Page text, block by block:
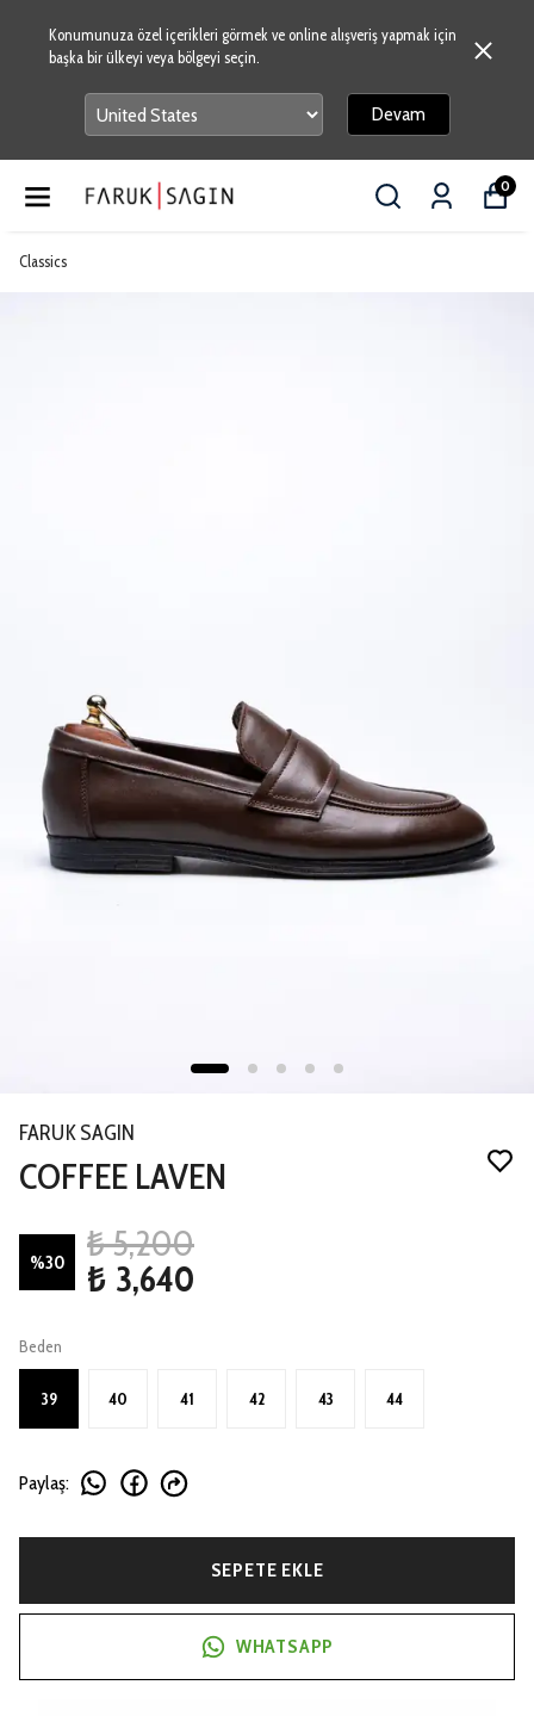
Konumunuza özel içerikleri görmek ve online alışveriş yapmak için
başka bir ülkeyi veya bölgeyi seçin.
Devam
0
Classics
FARUK SAGIN
COFFEE LAVEN
%30
₺ 5,200
₺ 3,640
Beden
39 40 41 42 43 44
Paylaş:
SEPETE EKLE
WHATSAPP